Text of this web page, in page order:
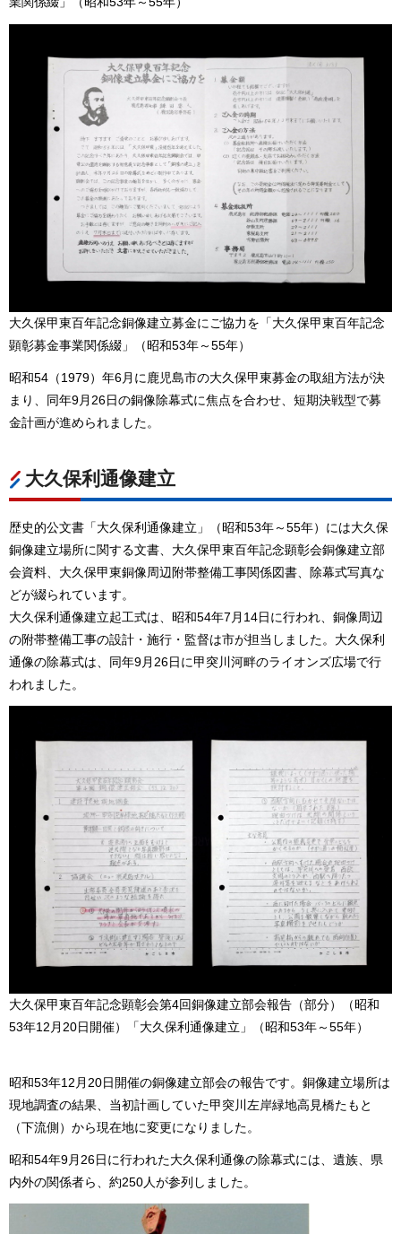
大久保甲東百年記念銅像建立募金にご協力を「大久保甲東百年記念
顕彰募金事業関係綴」（昭和53年～55年）
昭和54（1979）年6月に鹿児島市の大久保甲東募金の取組方法が決
まり、同年9月26日の銅像除幕式に焦点を合わせ、短期決戦型で募
金計画が進められました。
大久保利通像建立
歴史的公文書「大久保利通像建立」（昭和53年～55年）には大久保
銅像建立場所に関する文書、大久保甲東百年記念顕彰会銅像建立部
会資料、大久保甲東銅像周辺附帯整備工事関係図書、除幕式写真な
どが綴られています。
大久保利通像建立起工式は、昭和54年7月14日に行われ、銅像周辺
の附帯整備工事の設計・施行・監督は市が担当しました。大久保利
通像の除幕式は、同年9月26日に甲突川河畔のライオンズ広場で行
われました。
大久保甲東百年記念顕彰会第4回銅像建立部会報告（部分）（昭和
53年12月20日開催）「大久保利通像建立」（昭和53年～55年）
昭和53年12月20日開催の銅像建立部会の報告です。銅像建立場所は
現地調査の結果、当初計画していた甲突川左岸緑地高見橋たもと
（下流側）から現在地に変更になりました。
昭和54年9月26日に行われた大久保利通像の除幕式には、遺族、県
内外の関係者ら、約250人が参列しました。